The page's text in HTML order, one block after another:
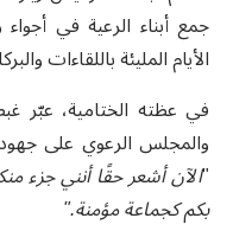
جمع أبناء الرعية في
الأيام المليئة باللقاءات
في عظته الختامية، عبّر
والمجلس الرعوي على
"الآن أشعر حقًا أنني جزء
بكم كجماعة مؤمنة."